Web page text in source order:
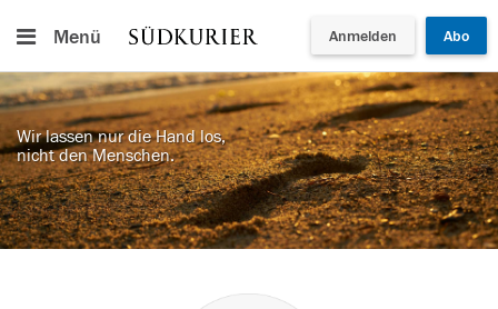
Menü Anmelden Abo
Wir lassen nur die Hand los,
nicht den Menschen.